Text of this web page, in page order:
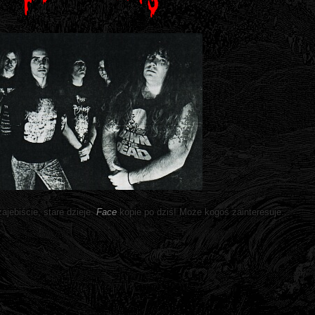
stare dzieje.Facekopie po dziś! Może kogoś zainteresuje...